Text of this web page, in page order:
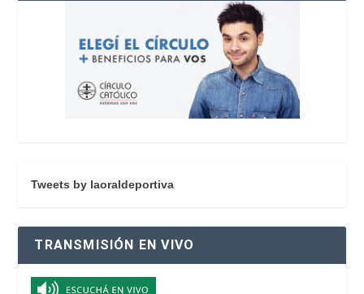
Tweets by laoraldeportiva
TRANSMISIÓN EN VIVO